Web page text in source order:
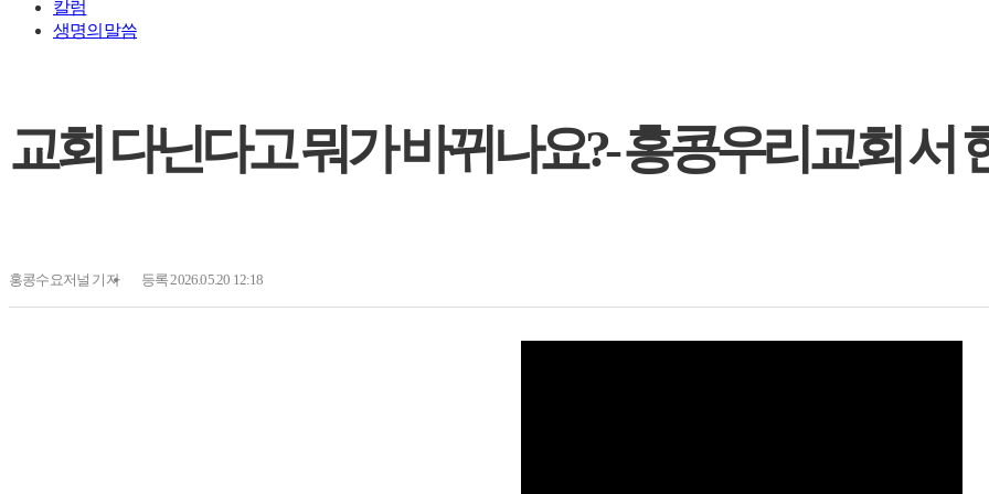
칼럼
생명의말씀
교회 다닌다고 뭐가 바뀌나요?- 홍콩우리교회 서
홍콩수요저널 기자 등록 2026.05.20 12:18